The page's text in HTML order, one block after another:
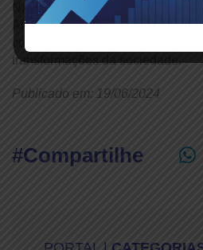
Na abertura do evento, o
Alberto Baptistão, reforçou a
transformações da sociedade.
Publicado em: 19/06/2024
#Compartilhe